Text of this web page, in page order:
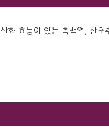
효능이 있는 측백엽, 산초